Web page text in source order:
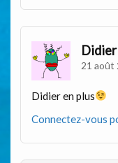
21 août
Didier en plus
Connectez-vous